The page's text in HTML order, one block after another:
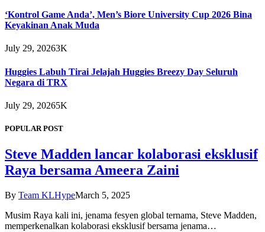
‘Kontrol Game Anda’, Men’s Biore University Cup 2026 Bina
Keyakinan Anak Muda
July 29, 20263K
Huggies Labuh Tirai Jelajah Huggies Breezy Day Seluruh
Negara di TRX
July 29, 20265K
POPULAR POST
Steve Madden lancar kolaborasi eksklusif
Raya bersama Ameera Zaini
By Team KLHypeMarch 5, 2025
Musim Raya kali ini, jenama fesyen global ternama, Steve Madden,
memperkenalkan kolaborasi eksklusif bersama jenama…